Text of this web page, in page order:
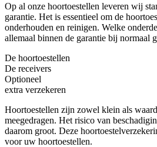
Op al onze hoortoestellen leveren wij
garantie. Het is essentieel om de
onderhouden en reinigen. Welke
allemaal binnen de garantie bij normaal
De hoortoestellen
De receivers
Optioneel
extra verzekeren
Hoortoestellen zijn zowel klein als
meegedragen. Het risico van
daarom groot. Deze
voor uw hoortoestellen.